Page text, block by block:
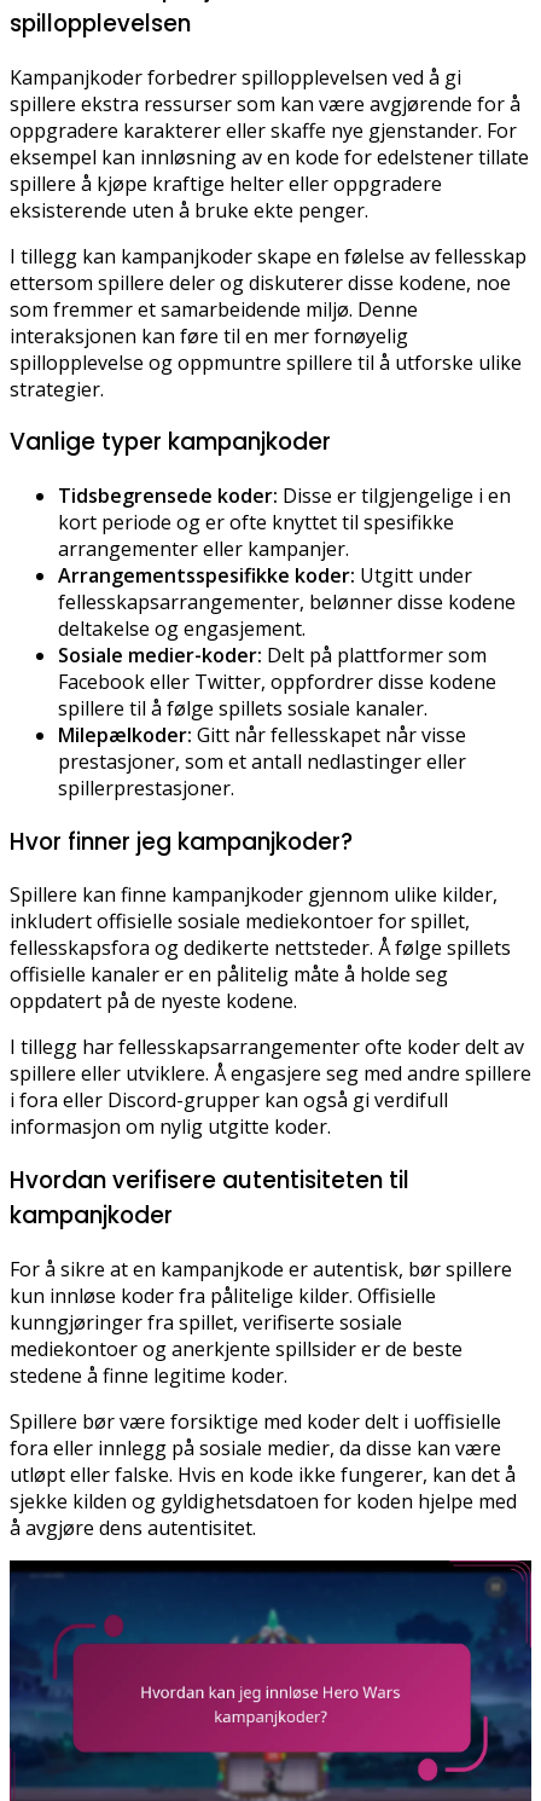
spillopplevelsen
Kampanjkoder forbedrer spillopplevelsen ved å gi
spillere ekstra ressurser som kan være avgjørende for å
oppgradere karakterer eller skaffe nye gjenstander. For
eksempel kan innløsning av en kode for edelstener tillate
spillere å kjøpe kraftige helter eller oppgradere
eksisterende uten å bruke ekte penger.
I tillegg kan kampanjkoder skape en følelse av fellesskap
ettersom spillere deler og diskuterer disse kodene, noe
som fremmer et samarbeidende miljø. Denne
interaksjonen kan føre til en mer fornøyelig
spillopplevelse og oppmuntre spillere til å utforske ulike
strategier.
Vanlige typer kampanjkoder
Tidsbegrensede koder: Disse er tilgjengelige i en
kort periode og er ofte knyttet til spesifikke
arrangementer eller kampanjer.
Arrangementsspesifikke koder: Utgitt under
fellesskapsarrangementer, belønner disse kodene
deltakelse og engasjement.
Sosiale medier-koder: Delt på plattformer som
Facebook eller Twitter, oppfordrer disse kodene
spillere til å følge spillets sosiale kanaler.
Milepælkoder: Gitt når fellesskapet når visse
prestasjoner, som et antall nedlastinger eller
spillerprestasjoner.
Hvor finner jeg kampanjkoder?
Spillere kan finne kampanjkoder gjennom ulike kilder,
inkludert offisielle sosiale mediekontoer for spillet,
fellesskapsfora og dedikerte nettsteder. Å følge spillets
offisielle kanaler er en pålitelig måte å holde seg
oppdatert på de nyeste kodene.
I tillegg har fellesskapsarrangementer ofte koder delt av
spillere eller utviklere. Å engasjere seg med andre spillere
i fora eller Discord-grupper kan også gi verdifull
informasjon om nylig utgitte koder.
Hvordan verifisere autentisiteten til
kampanjkoder
For å sikre at en kampanjkode er autentisk, bør spillere
kun innløse koder fra pålitelige kilder. Offisielle
kunngjøringer fra spillet, verifiserte sosiale
mediekontoer og anerkjente spillsider er de beste
stedene å finne legitime koder.
Spillere bør være forsiktige med koder delt i uoffisielle
fora eller innlegg på sosiale medier, da disse kan være
utløpt eller falske. Hvis en kode ikke fungerer, kan det å
sjekke kilden og gyldighetsdatoen for koden hjelpe med
å avgjøre dens autentisitet.